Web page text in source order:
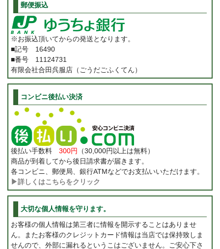
郵便振込
※お振込頂いてからの発送となります。
■記号 16490
■番号 11124731
有限会社合田呉服店（ごうだごふくてん）
コンビニ後払い決済
後払い手数料 300円 （30,000円以上は無料）
商品が到着してから後日請求書が届きます。
各コンビニ、郵便局、銀行ATMなどでお支払いいただけます。
▶詳しくはこちらをクリック
大切な個人情報を守ります。
お客様の個人情報は第三者に情報を開示することはありませ
ん。またお客様のクレジットカード情報は当店では保持致しま
せんので、外部に漏れるというこはございません。ご安心下さ